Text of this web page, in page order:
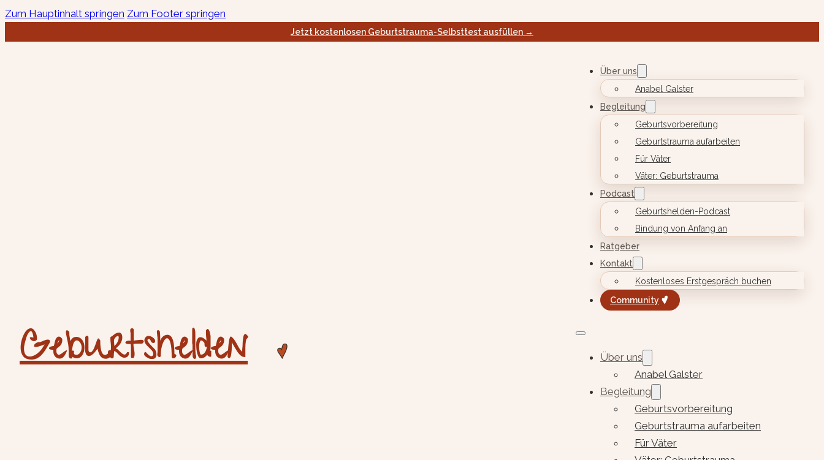
Zum Hauptinhalt springen Zum Footer springen
Jetzt kostenlosen Geburtstrauma-Selbsttest ausfüllen →
Geburtshelden
Über uns
Anabel Galster
Begleitung
Geburtsvorbereitung
Geburtstrauma aufarbeiten
Für Väter
Väter: Geburtstrauma
Podcast
Geburtshelden-Podcast
Bindung von Anfang an
Ratgeber
Kontakt
Kostenloses Erstgespräch buchen
Community
Über uns
Anabel Galster
Begleitung
Geburtsvorbereitung
Geburtstrauma aufarbeiten
Für Väter